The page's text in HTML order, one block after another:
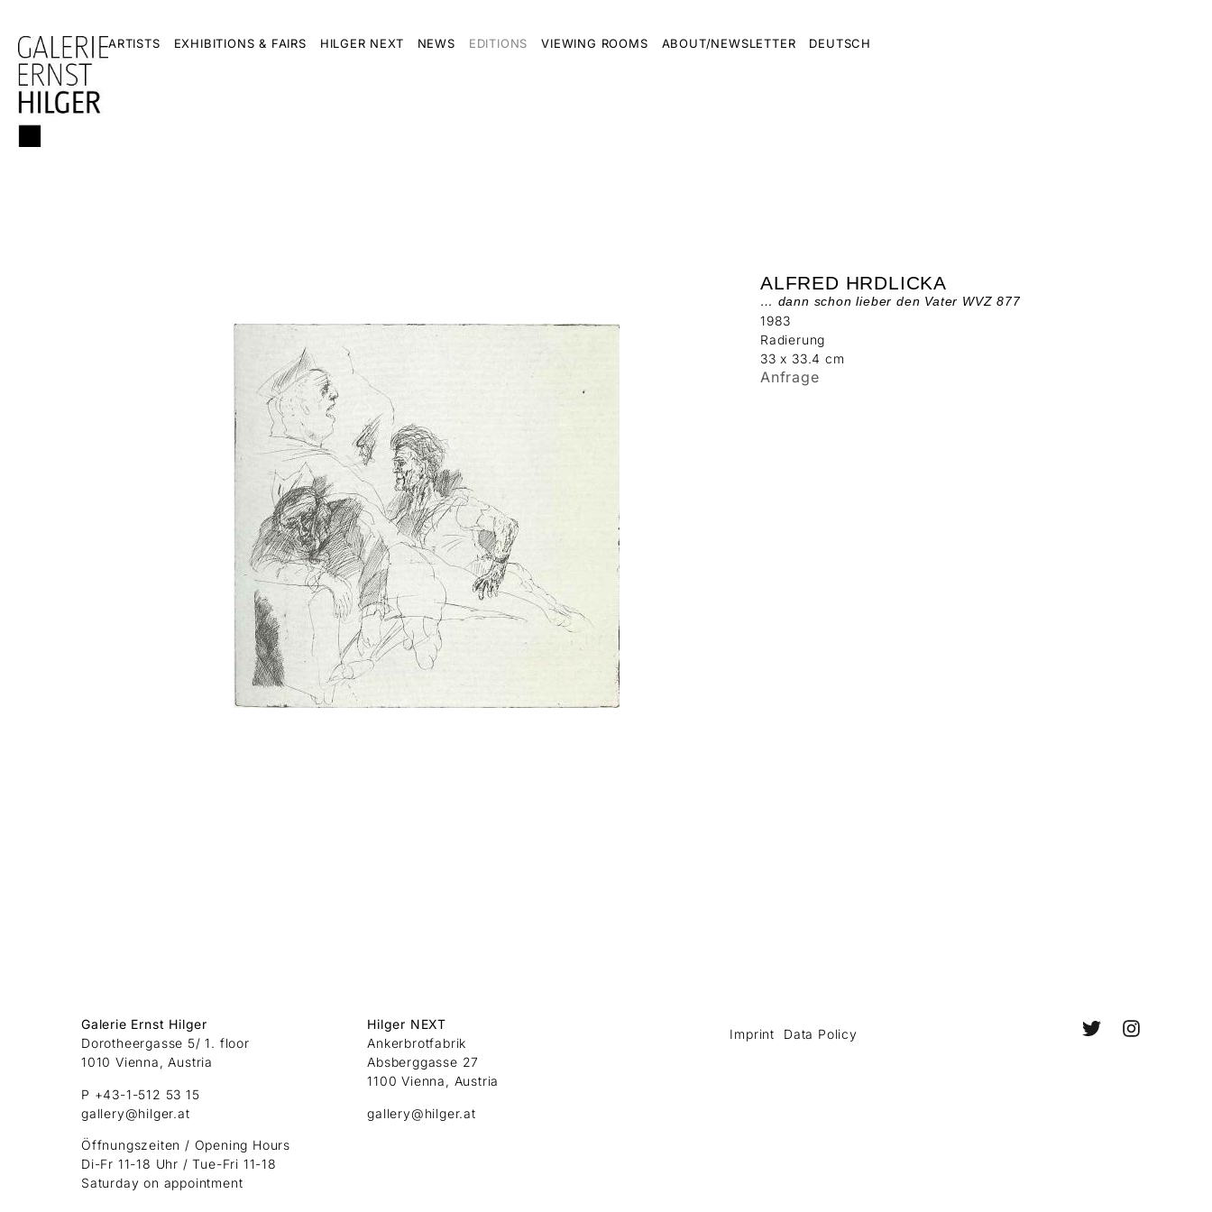
ARTISTS EXHIBITIONS & FAIRS HILGER NEXT NEWS EDITIONS VIEWING ROOMS ABOUT/NEWSLETTER DEUTSCH
ALFRED HRDLICKA
… dann schon lieber den Vater WVZ 877
1983
Radierung
33 x 33.4 cm
Anfrage
Galerie Ernst Hilger
Dorotheergasse 5/ 1. floor
1010 Vienna, Austria
P +43-1-512 53 15
gallery@hilger.at
Öffnungszeiten / Opening Hours
Di-Fr 11-18 Uhr / Tue-Fri 11-18
Saturday on appointment
Hilger NEXT
Ankerbrotfabrik
Absberggasse 27
1100 Vienna, Austria
gallery@hilger.at
Imprint Data Policy